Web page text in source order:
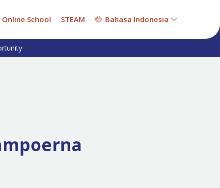
Online School STEAM Bahasa Indonesia